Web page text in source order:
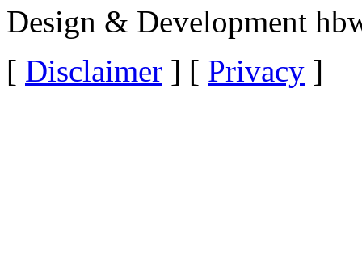
Design & Development
[ Disclaimer ] [ Privacy ]